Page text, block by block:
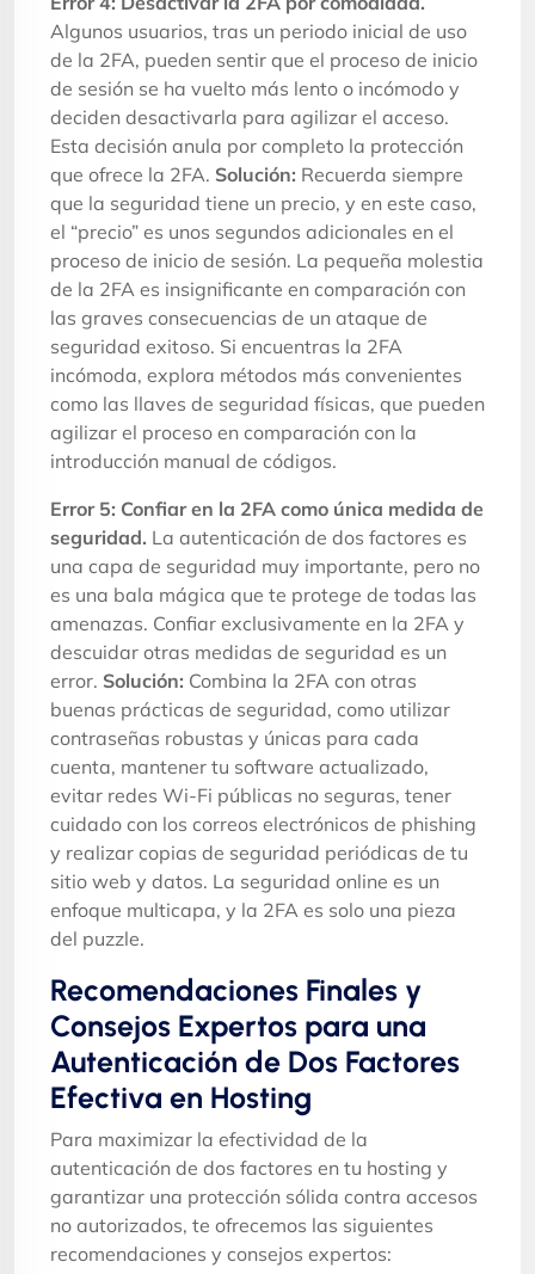
Algunos usuarios, tras un periodo inicial de uso
de la 2FA, pueden sentir que el proceso de inicio
de sesión se ha vuelto más lento o incómodo y
deciden desactivarla para agilizar el acceso.
Esta decisión anula por completo la protección
que ofrece la 2FA. Solución: Recuerda siempre
que la seguridad tiene un precio, y en este caso,
el “precio” es unos segundos adicionales en el
proceso de inicio de sesión. La pequeña molestia
de la 2FA es insignificante en comparación con
las graves consecuencias de un ataque de
seguridad exitoso. Si encuentras la 2FA
incómoda, explora métodos más convenientes
como las llaves de seguridad físicas, que pueden
agilizar el proceso en comparación con la
introducción manual de códigos.
Error 5: Confiar en la 2FA como única medida de
seguridad. La autenticación de dos factores es
una capa de seguridad muy importante, pero no
es una bala mágica que te protege de todas las
amenazas. Confiar exclusivamente en la 2FA y
descuidar otras medidas de seguridad es un
error. Solución: Combina la 2FA con otras
buenas prácticas de seguridad, como utilizar
contraseñas robustas y únicas para cada
cuenta, mantener tu software actualizado,
evitar redes Wi-Fi públicas no seguras, tener
cuidado con los correos electrónicos de phishing
y realizar copias de seguridad periódicas de tu
sitio web y datos. La seguridad online es un
enfoque multicapa, y la 2FA es solo una pieza
del puzzle.
Recomendaciones Finales y
Consejos Expertos para una
Autenticación de Dos Factores
Efectiva en Hosting
Para maximizar la efectividad de la
autenticación de dos factores en tu hosting y
garantizar una protección sólida contra accesos
no autorizados, te ofrecemos las siguientes
recomendaciones y consejos expertos: